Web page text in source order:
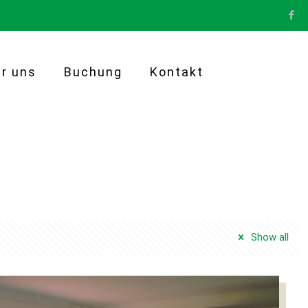
uns Buchung Kontakt
Show all